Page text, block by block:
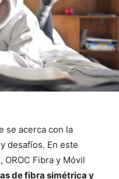
se acerca con la
desafíos. En este
Fibra y Móvil
de fibra simétrica y